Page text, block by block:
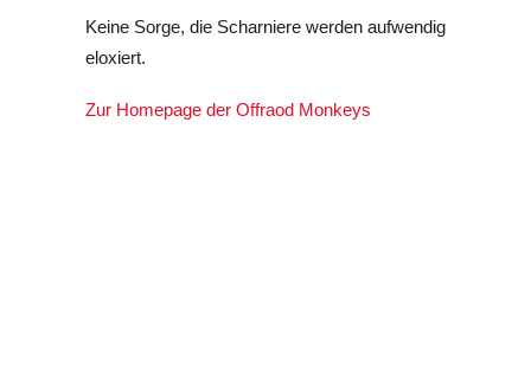
Keine Sorge, die Scharniere werden aufwendig
eloxiert.
Zur Homepage der Offraod Monkeys